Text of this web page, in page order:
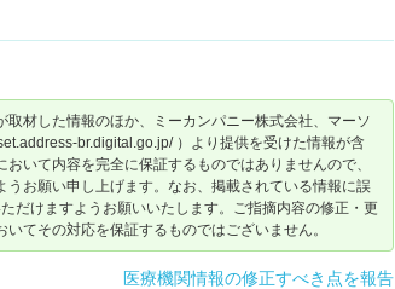
材した情報のほか、ミーカンパニー株式会社、マーソ
br.digital.go.jp/ ）より提供を受けた情報が含
いて内容を完全に保証するものではありませんので、
お願い申し上げます。なお、掲載されている情報に誤
だけますようお願いいたします。ご指摘内容の修正・更
てその対応を保証するものではございません。
医療機関情報の修正すべき点を報告